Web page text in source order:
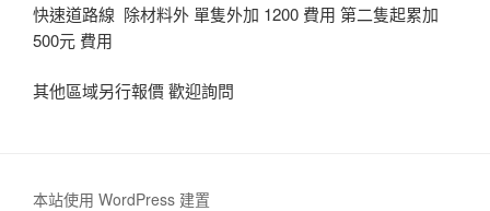
快速道路線 除材料外 單隻外加 1200 費用 第二隻起累加
500元 費用
其他區域另行報價 歡迎詢問
本站使用 WordPress 建置